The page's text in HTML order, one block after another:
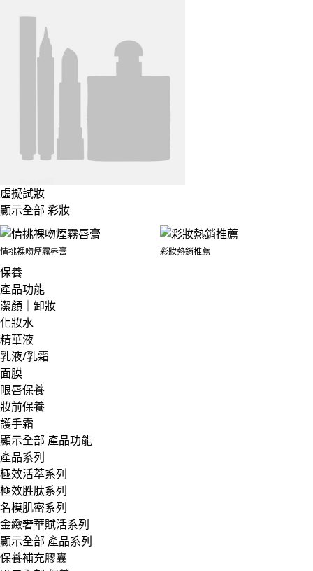
虛擬試妝
顯示全部 彩妝
情挑裸吻煙霧唇膏 彩妝熱銷推薦
保養
產品功能
潔顏｜卸妝
化妝水
精華液
乳液/乳霜
面膜
眼唇保養
妝前保養
護手霜
顯示全部 產品功能
產品系列
極效活萃系列
極效胜肽系列
名模肌密系列
金緻奢華賦活系列
顯示全部 產品系列
保養補充膠囊